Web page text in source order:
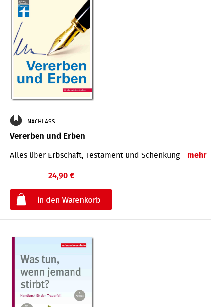
NACHLASS
Vererben und Erben
Alles über Erbschaft, Testament und Schenkung mehr
24,90 €